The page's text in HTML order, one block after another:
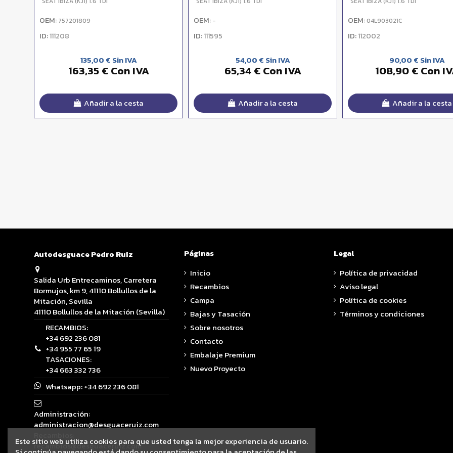
OEM: 757201809
ID:111208
135,00 € Sin IVA
163,35 € Con IVA
Añadir a la cesta
OEM: -
ID:111595
54,00 € Sin IVA
65,34 € Con IVA
Añadir a la cesta
OEM:04L903021C
ID:112002
90,00 € Sin IVA
108,90 € Con
Añadir a la cesta
Autodesguace Pedro Ruiz
Salida Urb Entrecaminos, Carretera
Bormujos, km 9, 41110 Bollullos de la
Mitación, Sevilla
41110 Bollullos de la Mitación (Sevilla)
RECAMBIOS:
+34 692 236 081
+34 955 77 65 19
TASACIONES:
+34 663 332 736
Whatsapp:+34 692 236 081
Administración:
administracion@desguaceruiz.com
recambios@desguaceruiz.com
Páginas
Inicio
Recambios
Campa
Bajas y Tasación
Sobre nosotros
Contacto
Embalaje Premium
Nuevo Proyecto
Legal
Política de privacidad
Aviso legal
Política de cookies
Términos y condiciones
Este sitio web utiliza cookies para que usted tenga la mejor experiencia de usuario.